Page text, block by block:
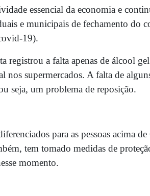
essencial da economia e
e municipais de fechamento do
19).
registrou a falta apenas de álcool
nos supermercados. A falta de
seja, um problema de reposição.
para as pessoas acima
tem tomado medidas de
momento.